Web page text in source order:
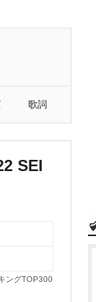
歌詞
SEI
ングTOP300